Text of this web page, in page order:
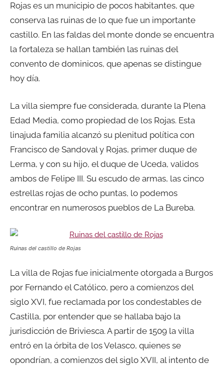
Rojas es un municipio de pocos habitantes, que
conserva las ruinas de lo que fue un importante
castillo. En las faldas del monte donde se encuentra
la fortaleza se hallan también las ruinas del
convento de dominicos, que apenas se distingue
hoy día.
La villa siempre fue considerada, durante la Plena
Edad Media, como propiedad de los Rojas. Esta
linajuda familia alcanzó su plenitud política con
Francisco de Sandoval y Rojas, primer duque de
Lerma, y con su hijo, el duque de Uceda, validos
ambos de Felipe III. Su escudo de armas, las cinco
estrellas rojas de ocho puntas, lo podemos
encontrar en numerosos pueblos de La Bureba.
Ruinas del castillo de Rojas
La villa de Rojas fue inicialmente otorgada a Burgos
por Fernando el Católico, pero a comienzos del
siglo XVI, fue reclamada por los condestables de
Castilla, por entender que se hallaba bajo la
jurisdicción de Briviesca. A partir de 1509 la villa
entró en la órbita de los Velasco, quienes se
opondrían, a comienzos del siglo XVII, al intento de